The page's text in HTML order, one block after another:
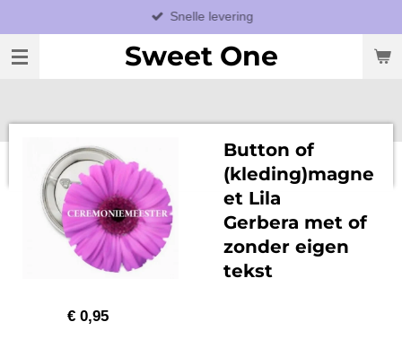
direct
naar
Sweet One
Snelle levering
Button of
(kleding)magne
et Lila
Gerbera met of
zonder eigen
tekst
€ 0,95